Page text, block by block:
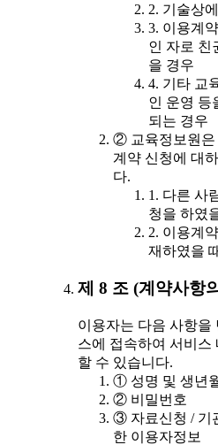
2. 기술상
3. 이용계
인 자로 친
을 경우
4. 기타 교
인 운영 등
되는 경우
② 교육정보원은
계약 신청에 대
다.
1. 다른 사
청을 하였
2. 이용계
재하였을
제 8 조 (계약사항
이용자는 다음 사항을
스에 접속하여 서비스
할 수 있습니다.
① 성명 및 생년
② 비밀번호
③ 자료신청 / 기
한 이용자정보